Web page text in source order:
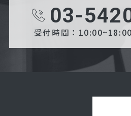
03-
受付時間：